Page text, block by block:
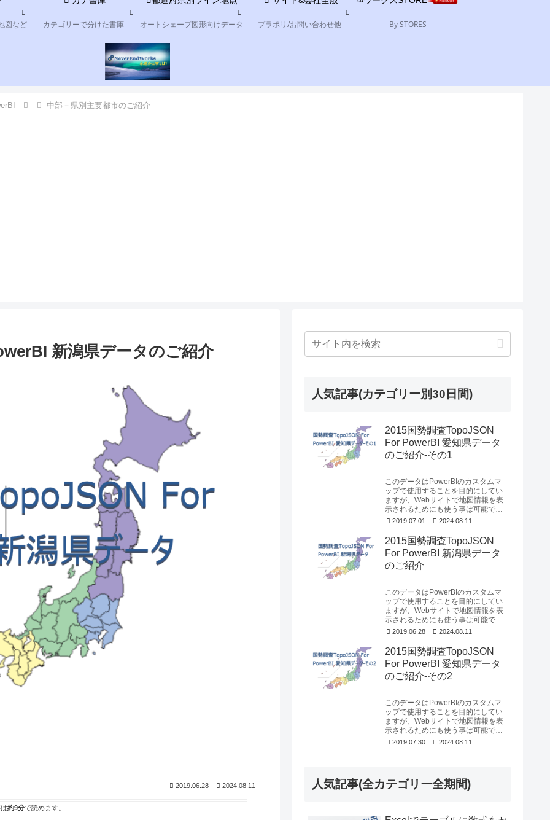
図など カテゴリーで分けた書庫 オートシェープ図形向けデータ プラポリ/お問い合わせ他 By STORES
中部－県別主要都市のご紹介
新潟県データのご紹介
2019.06.28 2024.08.11
約9分で読めます。
人気記事(カテゴリー別30日間)
2015国勢調査TopoJSON
For PowerBI 愛知県データ
のご紹介-その1
このデータはPowerBIのカスタムマ
ップで使用することを目的にしてい
ますが、Webサイトで地図情報を表
示されるためにも使う事は可能で
す。今回は名古屋市の行政区のデー
2019.07.01 2024.08.11
2015国勢調査TopoJSON
For PowerBI 新潟県データ
のご紹介
このデータはPowerBIのカスタムマ
ップで使用することを目的にしてい
ますが、Webサイトで地図情報を表
示されるためにも使う事は可能で
す。今回は新潟県新潟市の行政区と
2019.06.28 2024.08.11
2015国勢調査TopoJSON
For PowerBI 愛知県データ
のご紹介-その2
このデータはPowerBIのカスタムマ
ップで使用することを目的にしてい
ますが、Webサイトで地図情報を表
示されるためにも使う事は可能で
す。今回は愛知県の人口10万人以上
2019.07.30 2024.08.11
人気記事(全カテゴリー全期間)